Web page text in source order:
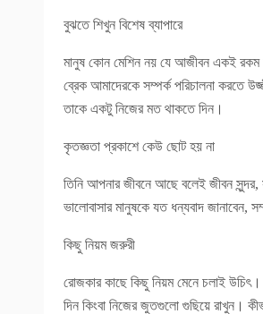
বুঝতে শিখুন বিশেষ ব্যাপারে
মানুষ কোন মেশিন নয় যে আজীবন একই রকম
ব্রেক আমাদেরকে সম্পর্ক পরিচালনা করতে
তাকে একটু নিজের মত থাকতে দিন।
কৃতজ্ঞতা প্রকাশে কেউ ছোট হয় না
তিনি আপনার জীবনে আছে বলেই জীবন সুন্দর,
ভালোবাসার মানুষকে যত ধন্যবাদ জানাবেন,
কিছু নিয়ম জরুরী
রোজকার কাছে কিছু নিয়ম মেনে চলাই
দিন কিংবা নিজের জুতগুলো গুছিয়ে রাখুন।